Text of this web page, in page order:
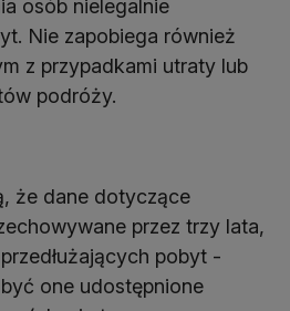
osób nielegalnie
Nie zapobiega również
z przypadkami utraty lub
podróży.
że dane dotyczące
przez trzy lata,
pobyt -
one udostępnione